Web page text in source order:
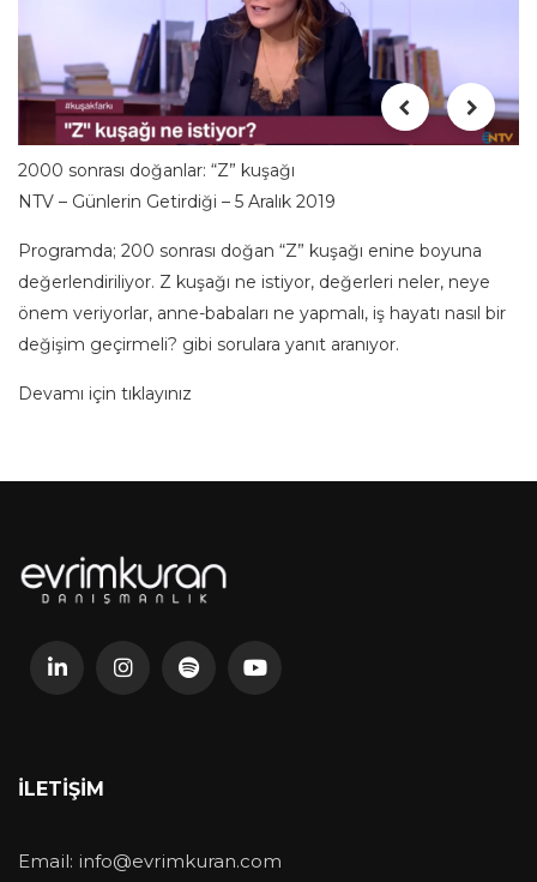
2000 sonrası doğanlar: “Z” kuşağı
NTV – Günlerin Getirdiği – 5 Aralık 2019
Programda; 200 sonrası doğan “Z” kuşağı enine boyuna
değerlendiriliyor. Z kuşağı ne istiyor, değerleri neler, neye
önem veriyorlar, anne-babaları ne yapmalı, iş hayatı nasıl bir
değişim geçirmeli? gibi sorulara yanıt aranıyor.
Devamı için tıklayınız
İLETIŞIM
Email: info@evrimkuran.com